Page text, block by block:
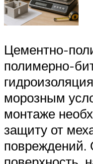
Цементно-
полимерно-
морозным
монтаже
защиту от
повреждений.